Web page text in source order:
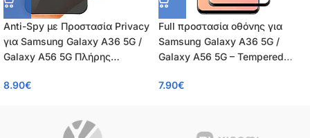
Anti-Spy με Προστασία Privacy
για Samsung Galaxy A36 5G /
Galaxy A56 5G Πλήρης
Glass 9H, Κάλυψη 100%, OEM,
8.90€
Full προστασία οθόνης για
Samsung Galaxy A36 5G /
Galaxy A56 5G – Tempered
OEM – 0.26mm
7.90€